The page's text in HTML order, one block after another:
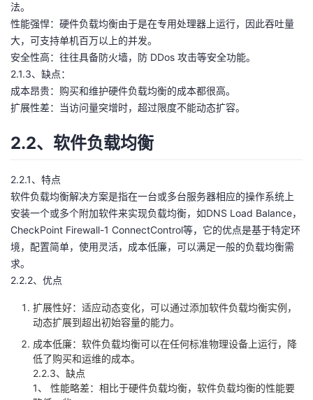
藏
法。
性能强悍：硬件负载均衡由于是在专用处理器上运行，因此吞吐量
大，可支持单机百万以上的并发。
安全性高：往往具备防火墙，防 DDos 攻击等安全功能。
2.1.3、缺点：
成本昂贵：购买和维护硬件负载均衡的成本都很高。
扩展性差：当访问量突增时，超过限度不能动态扩容。
2.2、软件负载均衡
2.2.1、特点
软件负载均衡解决方案是指在一台或多台服务器相应的操作系统上
安装一个或多个附加软件来实现负载均衡，如DNS Load Balance，
CheckPoint Firewall-1 ConnectControl等，它的优点是基于特定环
境，配置简单，使用灵活，成本低廉，可以满足一般的负载均衡需
求。
2.2.2、优点
扩展性好：适应动态变化，可以通过添加软件负载均衡实例，
动态扩展到超出初始容量的能力。
成本低廉：软件负载均衡可以在任何标准物理设备上运行，降
低了购买和运维的成本。
2.2.3、缺点
1、 性能略差：相比于硬件负载均衡，软件负载均衡的性能要